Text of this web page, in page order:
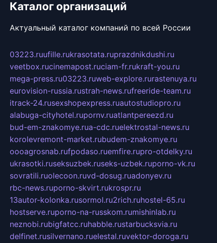
Каталог организаций
Актуальный каталог компаний по всей России
03223.ruufille.rukrasotata.ruprazdnikdushi.ru
veetbox.rucinemapost.ruciam-fr.rukraft-you.ru
mega-press.ru03223.ruweb-explore.rurastenuya.ru
eurovision-russia.rustrah-news.rufreeride-team.ru
itrack-24.rusexshopexpress.ruautostudiopro.ru
alabuga-cityhotel.rupornv.ruatlantpereezd.ru
bud-em-znakomye.rua-cdc.ruelektrostal-news.ru
korolevremont-market.rubudem-znakomye.ru
oooagrosnab.rufpodaso.ruemfire.rupro-otdelky.ru
ukrasotki.ruseksuzbek.ruseks-uzbek.ruporno-vk.ru
sovratili.ruolecoon.ruvd-dosug.ruadonyev.ru
rbc-news.ruporno-skvirt.rukrospr.ru
13autor-kolonka.rusormol.ru2rich.ruhostel-65.ru
hostserve.ruporno-na-russkom.rumishinlab.ru
neznobi.rubigfatcc.ruhabble.rustarbucksvia.ru
delfinet.rusilvernano.ruelestal.ruvektor-doroga.ru